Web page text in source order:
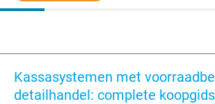
Kassasystemen met
detailhandel: complete koopgids